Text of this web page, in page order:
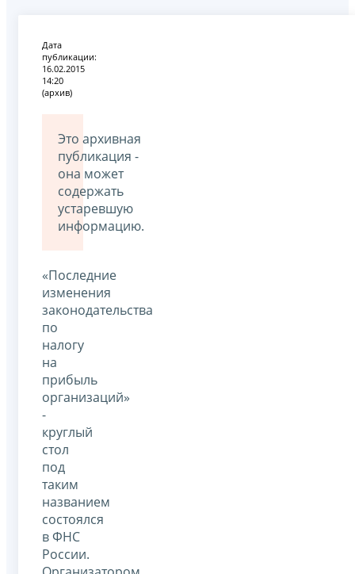
Дата
публикации:
16.02.2015
14:20
(архив)
Это архивная
публикация -
она может
содержать
устаревшую
информацию.
«Последние
изменения
законодательства
по
налогу
на
прибыль
организаций»
-
круглый
стол
под
таким
названием
состоялся
в ФНС
России.